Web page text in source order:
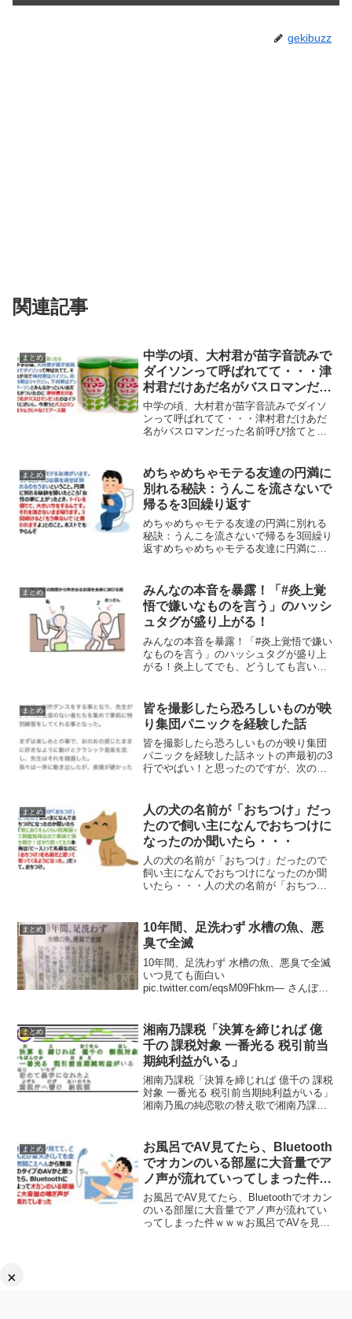
×
gekibuzz
関連記事
まとめ
中学の頃、大村君が苗字音読みで
ダイソンって呼ばれてて・・・津
村君だけあだ名がバスロマンだっ
た
中学の頃、大村君が苗字音読みでダイソ
ンって呼ばれてて・・・津村君だけあだ
名がバスロマンだった名前呼び捨てと言
村君はバイソン、若村君はジャクソン、
下村君はアンダーソンとみ...
まとめ
めちゃめちゃモテる友達の円満に
別れる秘訣：うんこを流さないで
帰るを3回繰り返す
めちゃめちゃモテる友達の円満に別れる
秘訣：うんこを流さないで帰るを3回繰り
返すめちゃめちゃモテる友達に円満に別
別れたいという意思を引き出せるようで
すｗｗｗめちゃめちゃ...
まとめ
みんなの本音を暴露！「#炎上覚
悟で嫌いなものを言う」のハッシ
ュタグが盛り上がる！
みんなの本音を暴露！「#炎上覚悟で嫌い
なものを言う」のハッシュタグが盛り上
がる！炎上してでも、どうしても言いた
することが流行中のようです！おっさん
の股間から吹き出るお...
まとめ
皆を撮影したら恐ろしいものが映
り集団パニックを経験した話
皆を撮影したら恐ろしいものが映り集団
パニックを経験した話ネットの声最初の3
行でやばい！と思ったのですが、次の
素の供給を阻害しつつ酸素を要求する腹
筋運動に、毎度ながらやば...
まとめ
人の犬の名前が「おちつけ」だっ
たので飼い主になんでおちつけに
なったのか聞いたら・・・
人の犬の名前が「おちつけ」だったので
飼い主になんでおちつけになったのか聞
いたら・・・人の犬の名前が「おちつ
らい尻尾振って興奮気味なので家族で落
ち着け！ばかり言ってたら本...
まとめ
10年間、足洗わず 水槽の魚、悪
臭で全滅
10年間、足洗わず 水槽の魚、悪臭で全滅
いつ見ても面白い
pic.twitter.com/eqsM09Fhkm— さんぼる
水が精製さ...
まとめ
湘南乃課税「決算を締じれば 億
千の 課税対象 一番光る 税引前当
期純利益がいる」
湘南乃課税「決算を締じれば 億千の 課税
対象 一番光る 税引前当期純利益がいる」
湘南乃風の純恋歌の替え歌で湘南乃課税
という歌詞が風刺が効いて面白いと話題
になってい...
まとめ
お風呂でAV見てたら、Bluetooth
でオカンのいる部屋に大音量でア
ノ声が流れていってしまった件ｗ
ｗｗ
お風呂でAV見てたら、Bluetoothでオカン
のいる部屋に大音量でアノ声が流れてい
ってしまった件ｗｗｗお風呂でAVを見て